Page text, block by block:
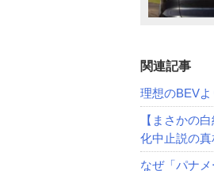
関連記事
理想のBEV
【まさかの
化中止説の真
なぜ「パナ